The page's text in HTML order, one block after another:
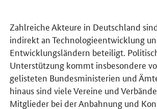
Zahlreiche Akteure in Deutschland
indirekt an Technologieentwicklung
Entwicklungsländern beteiligt.
Unterstützung kommt insbesondere
gelisteten Bundesministerien und
hinaus sind viele Vereine und
Mitglieder bei der Anbahnung und